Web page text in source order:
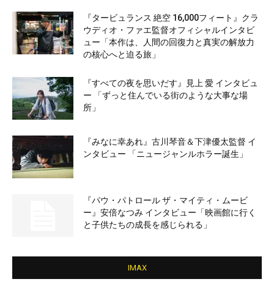
『タービュランス 絶空 16,000フィート』クラ
ウディオ・ファエ監督オフィシャルインタビ
ュー「本作は、人間の回復力と真実の解放力
の核心へと迫る旅」
『すべての夜を思いだす』見上 愛 インタビュ
ー 「ずっと住んでいる街のような大事な場
所」
『みなに幸あれ』古川琴音＆下津優太監督 イ
ンタビュー 「ニュージャンルホラー誕生」
『パウ・パトロール ザ・マイティ・ムービ
ー』安倍なつみ インタビュー「映画館に行く
と子供たちの成長を感じられる」
IMAX